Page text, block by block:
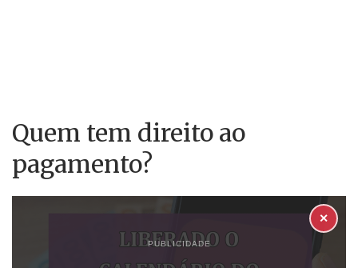
Quem tem direito ao
pagamento?
PUBLICIDADE
✕